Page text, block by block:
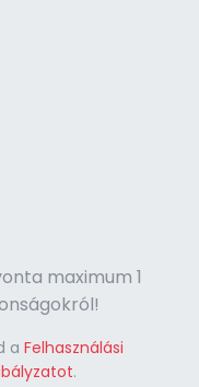
maximum 1
a Felhasználási
.